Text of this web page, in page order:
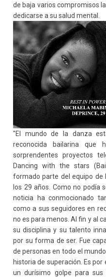
de baja varios compromisos
dedicarse a su salud mental.
"El mundo de la danza
reconocida bailarina que
sorprendentes proyectos
Dancing with the stars
formado parte del equipo de
los 29 años. Como no podía
noticia ha conmocionado
como a sus seguidores en
no es para menos. Al fin y al
su disciplina y su talento
por su forma de ser. Fue
de personas en todo el
historia de superación. Es
un durísimo golpe para